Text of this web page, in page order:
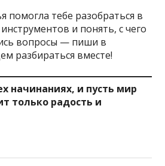
помогла тебе разобраться в
и понять, с чего
вопросы — пиши в
разбираться вместе!
начинаниях, и пусть мир
только радость и